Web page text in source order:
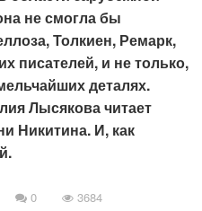
не смогла бы
Толкиен, Ремарк,
писателей, и не только,
деталях.
Лысякова читает
Никитина. И, как
0 3684